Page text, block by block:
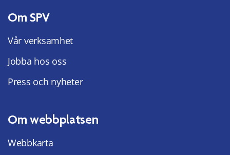
Om SPV
Vår verksamhet
Jobba hos oss
Press och nyheter
Om webbplatsen
Webbkarta